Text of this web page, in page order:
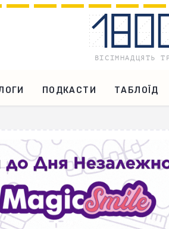
ПОДКАСТИ ТАБЛОЇД